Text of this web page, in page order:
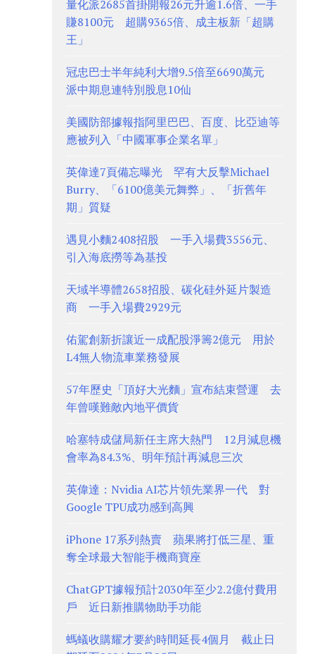
量化派2685首掛開報26元升逾1.6倍、一手
賺8100元 超購9365倍、成主板新「超購
王」
冠忠巴士半年純利大增9.5倍至6690萬元
派中期息連特別股息10仙
美國防部據報指阿里巴巴、百度、比亞迪等
應被列入「中國軍事企業名單」
英偉達7頁備忘曝光 罕有大反擊Michael
Burry、「6100億美元舞弊」、「折舊年
期」質疑
遇見小麵2408招股 一手入場費3556元、
引入海底撈等為基投
天域半導體2658招股、碳化硅外延片製造
商 一手入場費2929元
佑駕創新折讓近一成配股淨籌2億元 用於
L4無人物流車業務發展
57年歷史「頂好大光麵」宣布結束營運 去
年曾嘆難敵內地平價貨
哈塞特成儲局新任主席大熱門 12月減息機
會率為84.3%、明年預計再減息三次
英偉達：Nvidia AI芯片領先業界一代 對
Google TPU成功感到高興
iPhone 17系列熱賣 蘋果將打低三星、重
奪全球最大智能手機商寶座
ChatGPT據報預計2030年至少2.2億付費用
戶 近日新推購物助手功能
螞蟻收購耀才要約時間延長4個月 截止日